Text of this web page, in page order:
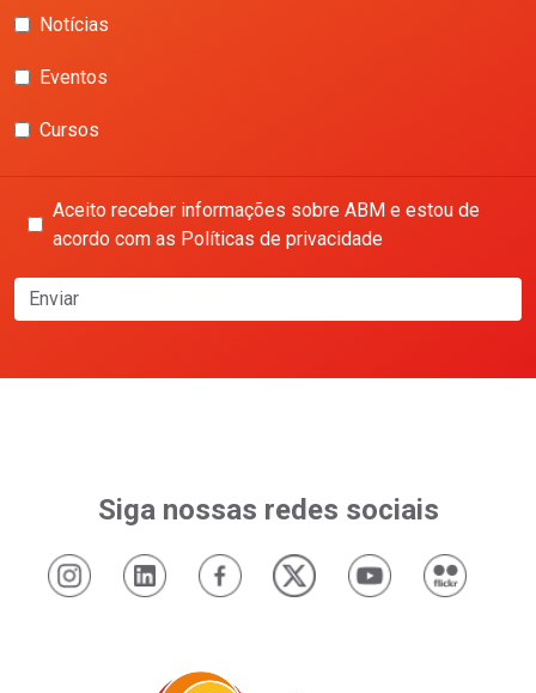
Notícias
Eventos
Cursos
Aceito receber informações sobre ABM e estou de
acordo com as Políticas de privacidade
Enviar
Siga nossas redes sociais